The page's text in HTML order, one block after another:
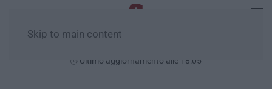
Skip to main content
Ultimo aggiornamento alle 18:05